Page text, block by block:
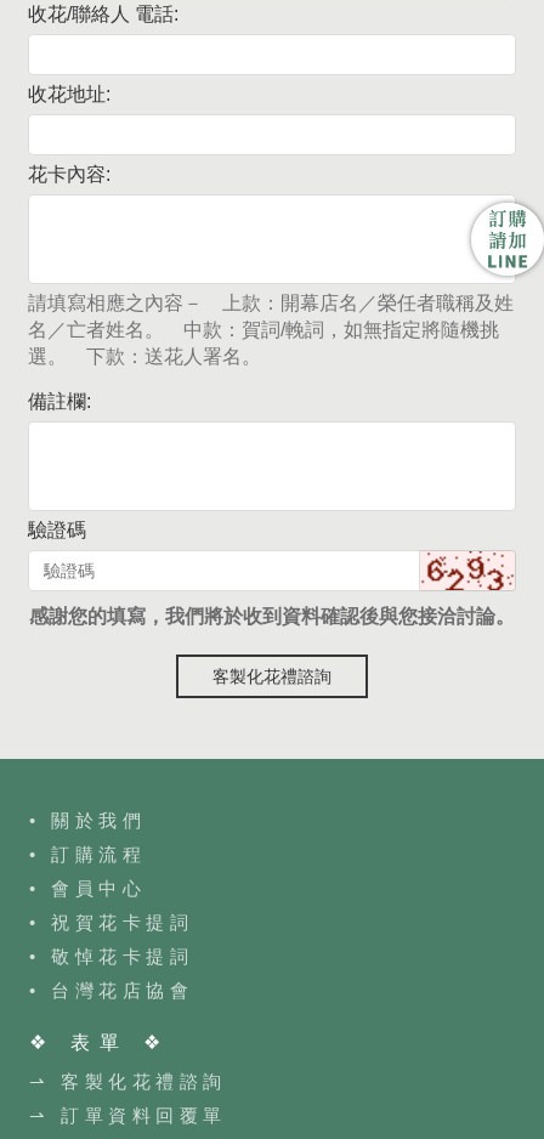
收花/聯絡人 電話:
收花地址:
花卡內容:
請填寫相應之內容－ 上款：開幕店名／榮任者職稱及姓
名／亡者姓名。 中款：賀詞/輓詞，如無指定將隨機挑
選。 下款：送花人署名。
備註欄:
驗證碼
感謝您的填寫，我們將於收到資料確認後與您接洽討論。
客製化花禮諮詢
• 關於我們
• 訂購流程
• 會員中心
• 祝賀花卡提詞
• 敬悼花卡提詞
• 台灣花店協會
❖ 表單 ❖
⇀ 客製化花禮諮詢
⇀ 訂單資料回覆單